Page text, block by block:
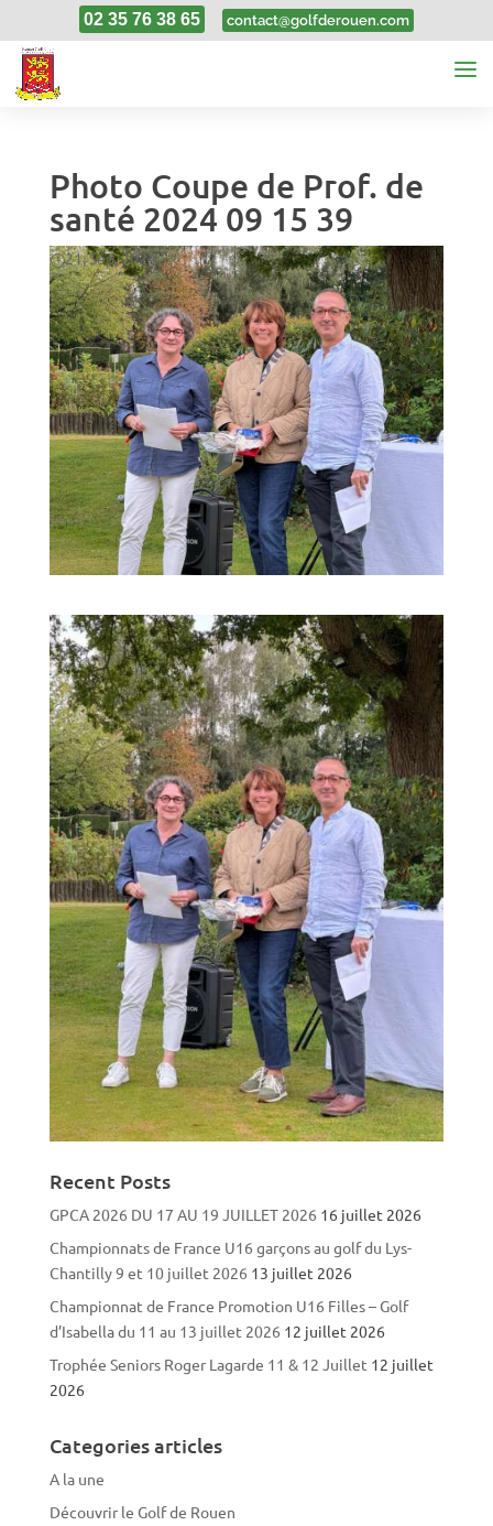
02 35 76 38 65 contact@golfderouen.com
Photo Coupe de Prof. de
santé 2024 09 15 39
21, Sep, 2024
Recent Posts
GPCA 2026 DU 17 AU 19 JUILLET 2026 16 juillet 2026
Championnats de France U16 garçons au golf du Lys-
Chantilly 9 et 10 juillet 2026 13 juillet 2026
Championnat de France Promotion U16 Filles – Golf
d’Isabella du 11 au 13 juillet 2026 12 juillet 2026
Trophée Seniors Roger Lagarde 11 & 12 Juillet 12 juillet
2026
Categories articles
A la une
Découvrir le Golf de Rouen